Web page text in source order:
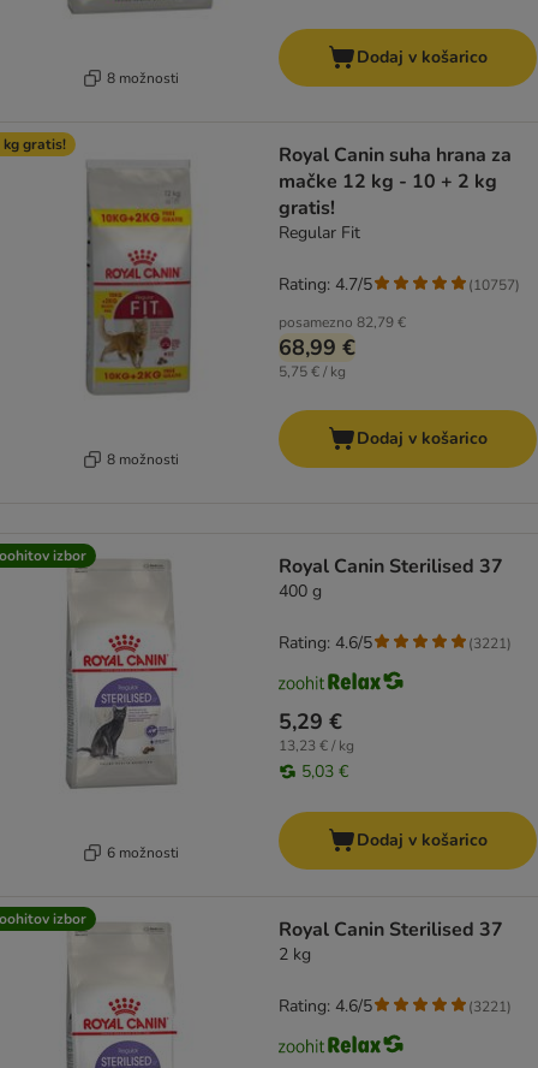
8 možnosti
Dodaj v košarico
kg gratis!
8 možnosti
Royal Canin suha hrana za
mačke 12 kg - 10 + 2 kg
gratis!
Regular Fit
posamezno 82,79 €
68,99 €
5,75 € / kg
Rating: 4.7/5 (10757)
Dodaj v košarico
izbor
6 možnosti
Royal Canin Sterilised 37
400 g
5,29 €
13,23 € / kg
5,03 €
Rating: 4.6/5 (3221)
Dodaj v košarico
izbor Royal Canin Sterilised 37
2 kg
Rating: 4.6/5 (3221)